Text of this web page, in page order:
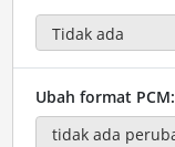
Ubah format PCM: